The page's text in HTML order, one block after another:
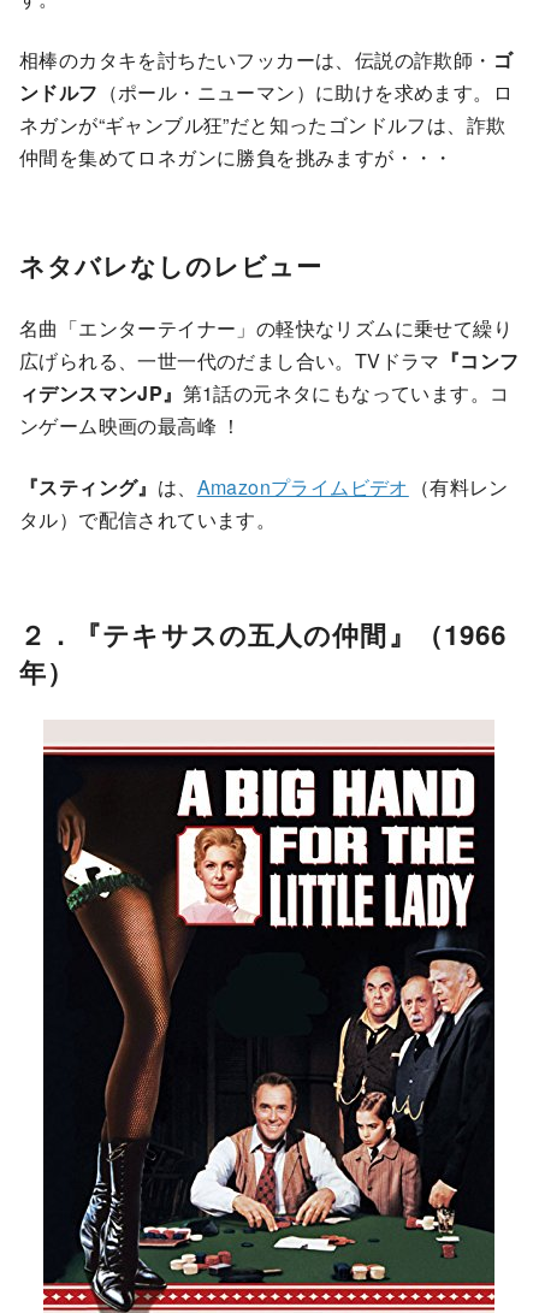
相棒のカタキを討ちたいフッカーは、伝説の詐欺師・ ゴ
ンドルフ （ポール・ニューマン）に助けを求めます。ロ
ネガンが“ギャンブル狂”だと知ったゴンドルフは、詐欺
仲間を集めてロネガンに勝負を挑みますが・・・
ネタバレなしのレビュー
名曲「エンターテイナー」の軽快なリズムに乗せて繰り
広げられる、一世一代のだまし合い。TVドラマ 『コンフ
ィデンスマンJP』 第1話の元ネタにもなっています。コ
ンゲーム映画の最高峰 ！
『スティング』 は、 Amazonプライムビデオ （有料レン
タル）で配信されています。
２．『テキサスの五人の仲間』（1966
年）